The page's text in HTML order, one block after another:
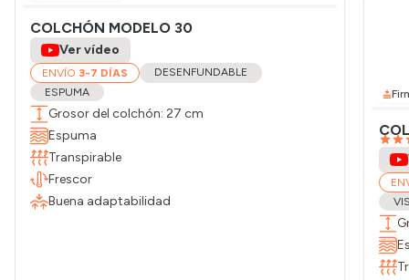
COLCHÓN MODELO 30
Ver vídeo
ENVÍO 3-7 DÍAS
DESENFUNDABLE
ESPUMA
Grosor del colchón: 27 cm
Espuma
Transpirable
Frescor
Buena adaptabilidad